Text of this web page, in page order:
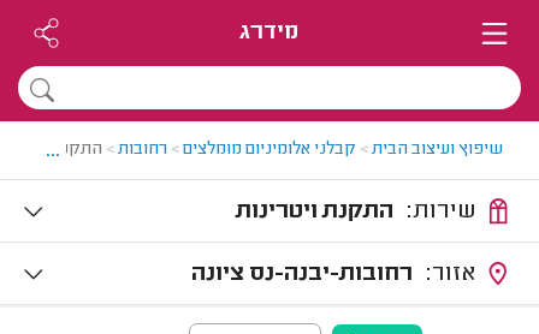
מידרג
שיפוץ ועיצוב הבית> קבלני אלומיניום מומלצים> רחובות> התקנת...
התקנת ויטרינות
רחובות-יבנה-נס ציונה